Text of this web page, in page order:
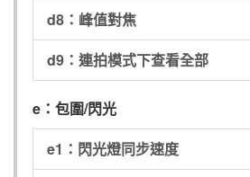
d8：峰值對焦
d9：連拍模式下查看全部
e：包圍/閃光
e1：閃光燈同步速度